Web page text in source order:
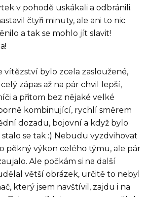
v pohodě uskákali a odbránili.
čtyři minuty, ale ani to nic
a tak se mohlo jít slavit!
vítězství bylo zcela zasloužené,
zápas až na pár chvil lepší,
a přitom bez nějaké velké
kombinující, rychlí směrem
dozadu, bojovní a když bylo
se tak :) Nebudu vyzdvihovat
pěkný výkon celého týmu, ale pár
Ale počkám si na další
větší obrázek, určitě to nebyl
který jsem navštívil, zajdu i na